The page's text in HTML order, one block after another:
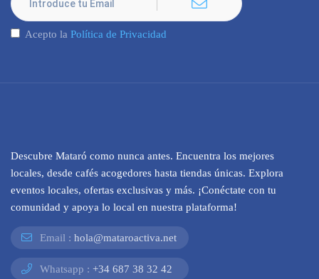
Acepto la Política de Privacidad
Descubre Mataró como nunca antes. Encuentra los mejores
locales, desde cafés acogedores hasta tiendas únicas. Explora
eventos locales, ofertas exclusivas y más. ¡Conéctate con tu
comunidad y apoya lo local en nuestra plataforma!
Email : hola@mataroactiva.net
Whatsapp : +34 687 38 32 42